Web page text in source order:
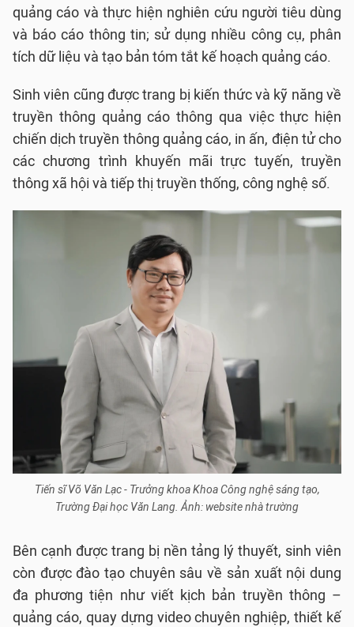
quảng cáo và thực hiện nghiên cứu người tiêu dùng
và báo cáo thông tin; sử dụng nhiều công cụ, phân
tích dữ liệu và tạo bản tóm tắt kế hoạch quảng cáo.
Sinh viên cũng được trang bị kiến thức và kỹ năng về
truyền thông quảng cáo thông qua việc thực hiện
chiến dịch truyền thông quảng cáo, in ấn, điện tử cho
các chương trình khuyến mãi trực tuyến, truyền
thông xã hội và tiếp thị truyền thống, công nghệ số.
Tiến sĩ Võ Văn Lạc - Trưởng khoa Khoa Công nghệ sáng tạo,
Trường Đại học Văn Lang. Ảnh: website nhà trường
Bên cạnh được trang bị nền tảng lý thuyết, sinh viên
còn được đào tạo chuyên sâu về sản xuất nội dung
đa phương tiện như viết kịch bản truyền thông –
quảng cáo, quay dựng video chuyên nghiệp, thiết kế